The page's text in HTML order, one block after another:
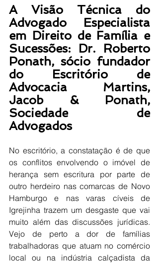
A Visão Técnica do
Advogado Especialista
em Direito de Família e
Sucessões: Dr. Roberto
Ponath, sócio fundador
do Escritório de
Advocacia Martins,
Jacob & Ponath,
Sociedade de
Advogados
No escritório, a constatação é de que
os conflitos envolvendo o imóvel de
herança sem escritura por parte de
outro herdeiro nas comarcas de Novo
Hamburgo e nas varas cíveis de
Igrejinha trazem um desgaste que vai
muito além das discussões jurídicas.
Vejo de perto a dor de famílias
trabalhadoras que atuam no comércio
local ou na indústria calçadista da